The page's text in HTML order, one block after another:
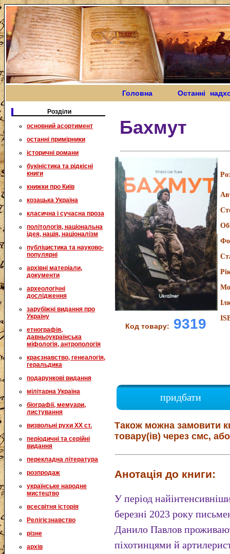
Головна Останні
Розділи
основний асортимент
останні примірники
історичні романи
букіністика та рідкісні
книги
книжки про Київ
козацька Україна
класична і сучасна проза
політологія, національна
ідея, нація, націоналізм
публіцистика та науково-
популярні
архівні матеріали,
документи
археологічні
дослідження
зарубіжні видання про
Україну
етнографія,
давньоукраїнська
міфологія, антропологія
краєзнавство, генеалогія,
геральдика
подарункові видання
мілітарна Україна
біографії, мемуари,
листування
визвольні рухи XX ст.
періодичні та серійні
видання
перекладна література
розпродаж
українське народне
мистецтво
всесвітня історія
Релігієзнавство
різне
архів
Бахмут
Код товару: 9319
придбати
Також можна замовити
товару(ів) через смс,
Анотація до книги:
У період
березні 2023 року
Данило Павлов
піхотинцями й